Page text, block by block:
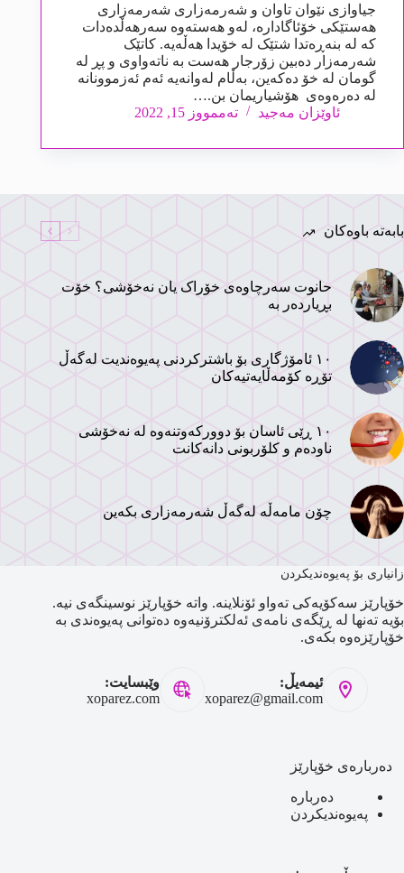
جیاوازی نێوان تاوان و شەرمەزاری شەرمەزاری
هەستێکی خۆئاگادارە، لەو هەستەوە سەرهەڵدەدات
کە لە بنەڕەتدا شتێک لە خۆیدا هەڵەیە. کاتێک
شەرمەزار دەبین زۆرجار هەست بە ناتەواوی و پڕ لە
گومان لە خۆ دەکەین، بەڵام لەوانەیە ئەم ئەزموونانە
لە دەرەوەی هۆشیاریمان بن.…
ئاوێزان مەجید
تەممووز 15, 2022
بابەتە باوەکان
حانوت سەرچاوەی خۆراک یان نەخۆشی؟ خۆت
بڕیاردەر بە
١٠ ئامۆژگاری بۆ باشترکردنی پەیوەندیت لەگەڵ
تۆڕە کۆمەڵایەتیەکان
١٠ ڕێی ئاسان بۆ دوورکەوتنەوە لە نەخۆشی
ناودەم و کلۆربونی دانەکانت
چۆن مامەڵە لەگەڵ شەرمەزاری بکەین
زانیاری بۆ پەیوەندیکردن
خۆپارێز سەکۆیەکی تەواو ئۆنلاینە. واتە خۆپارێز نوسینگەی نیە.
بۆیە تەنها لە ڕێگەی نامەی ئەلکترۆنیەوە دەتوانی پەیوەندی بە
خۆپارێزەوە بکەی.
ئیمەیڵ:
xoparez@gmail.com
وێبسایت:
xoparez.com
دەربارەی خۆپارێز
دەربارە
پەیوەندیکردن